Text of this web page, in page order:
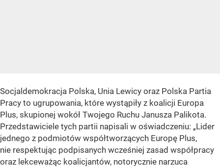
Socjaldemokracja Polska, Unia Lewicy oraz Polska Partia
Pracy to ugrupowania, które wystąpiły z koalicji Europa
Plus, skupionej wokół Twojego Ruchu Janusza Palikota.
Przedstawiciele tych partii napisali w oświadczeniu: „Lider
jednego z podmiotów współtworzących Europę Plus,
nie respektując podpisanych wcześniej zasad współpracy
oraz lekceważąc koalicjantów, notorycznie narzuca